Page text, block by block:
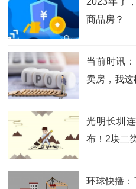
商品房？
当前时讯
卖房，我
光明长圳
布！2块二
环球快播